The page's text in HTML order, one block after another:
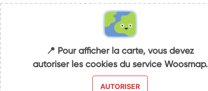
📍 Pour afficher la carte, vous devez
autoriser les cookies du service Woosmap.
AUTORISER